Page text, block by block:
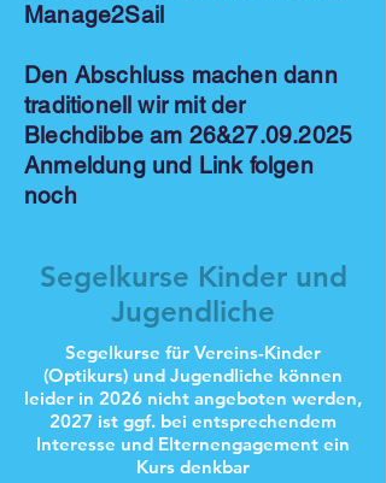
Manage2Sail
Den Abschluss machen dann
traditionell wir mit der
Blechdibbe am 26&27.09.2025
Anmeldung und Link folgen
noch
Segelkurse Kinder und
Jugendliche
Segelkurse für Vereins-Kinder
(Optikurs) und Jugendliche können
leider in 2026 nicht angeboten werden,
2027 ist ggf. bei entsprechendem
Interesse und Elternengagement ein
Kurs denkbar